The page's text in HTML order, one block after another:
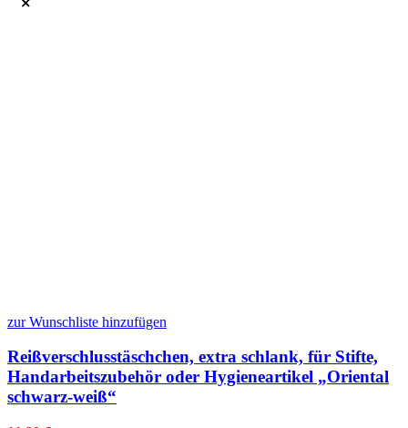
zur Wunschliste hinzufügen
Reißverschlusstäschchen, extra schlank, für Stifte,
Handarbeitszubehör oder Hygieneartikel „Oriental
schwarz-weiß“